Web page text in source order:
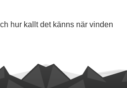
hur kallt det känns när vinden